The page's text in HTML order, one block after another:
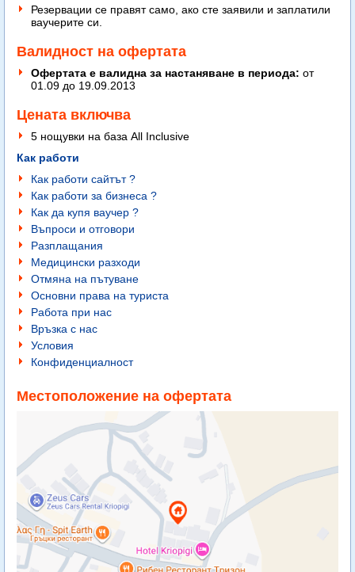
Резервации се правят само, ако сте заявили и заплатили
ваучерите си.
Валидност на офертата
Офертата е валидна за настаняване в периода: oт
01.09 до 19.09.2013
Цената включва
5 нощувки на база All Inclusive
Как работи
Как работи сайтът ?
Как работи за бизнеса ?
Как да купя ваучер ?
Въпроси и отговори
Разплащания
Медицински разходи
Отмяна на пътуване
Основни права на туриста
Работа при нас
Връзка с нас
Условия
Конфиденциалност
Местоположение на офертата